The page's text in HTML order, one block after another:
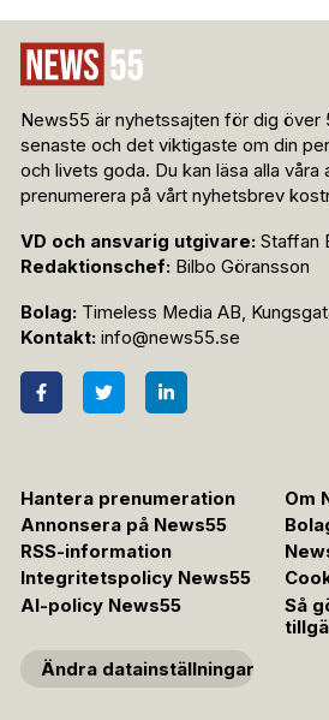
News55 är nyhetssajten för dig över
senaste och det viktigaste om din
och livets goda. Du kan läsa alla våra
prenumerera på vårt nyhetsbrev
VD och ansvarig utgivare: Staffan
Redaktionschef: Bilbo Göransson
Bolag: Timeless Media AB,
Kontakt: info@news55.se
Hantera prenumeration
Om
Annonsera på News55
RSS-information
Integritetspolicy News55
AI-policy News55
Så
Ändra datainställningar